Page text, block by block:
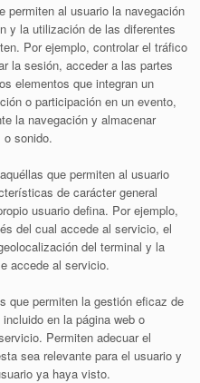
permiten al usuario la navegación
y la utilización de las diferentes
Por ejemplo, controlar el tráfico
la sesión, acceder a las partes
elementos que integran un
o participación en un evento,
la navegación y almacenar
o sonido.
que permiten al usuario
de carácter general
usuario defina. Por ejemplo,
del cual accede al servicio, el
del terminal y la
accede al servicio.
que permiten la gestión eficaz de
en la página web o
Permiten adecuar el
sea relevante para el usuario y
ya haya visto.